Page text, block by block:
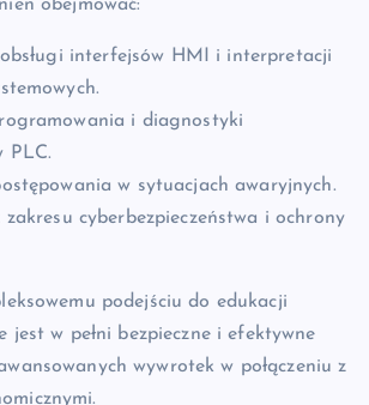
obejmować:
interfejsów HMI i interpretacji
i diagnostyki
PLC.
w sytuacjach awaryjnych.
cyberbezpieczeństwa i ochrony
podejściu do edukacji
jest w pełni bezpieczne i efektywne
wywrotek w połączeniu z